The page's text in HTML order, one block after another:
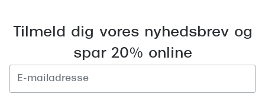
Tilmeld dig vores nyhedsbrev og
spar 20% online